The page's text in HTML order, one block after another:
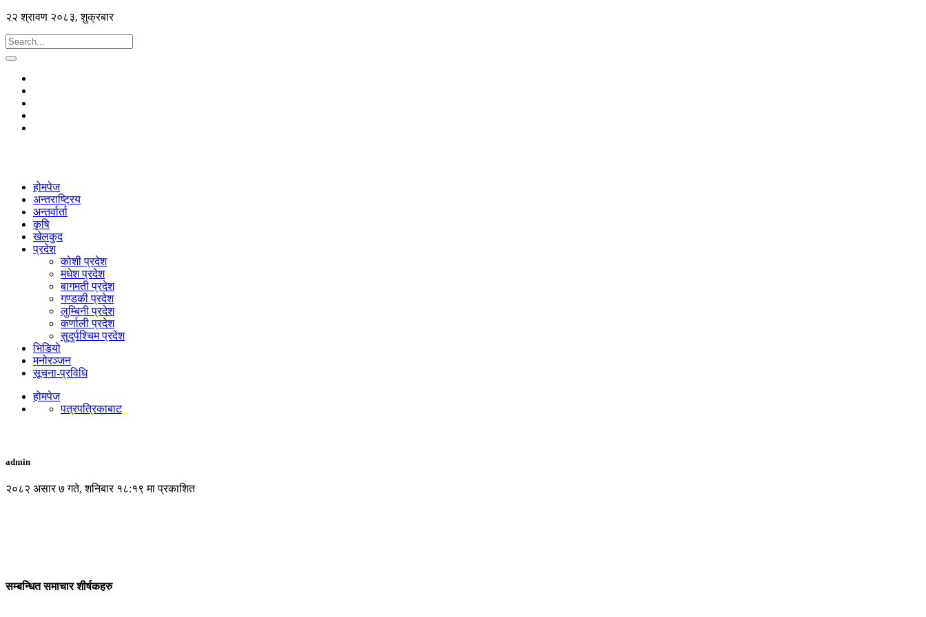
२२ श्रावण २०८३, शुक्रबार
होमपेज
अन्तराष्ट्रिय
अन्तर्वार्ता
कृषि
खेलकुद
प्रदेश
कोशी प्रदेश
मधेश प्रदेश
बागमती प्रदेश
गण्डकी प्रदेश
लुम्बिनी प्रदेश
कर्णाली प्रदेश
सुदुर्पश्चिम प्रदेश
भिडियाे
मनोरञ्जन
सूचना-प्रविधि
होमपेज
पत्रपत्रिकाबाट
admin
२०८२ असार ७ गते, शनिबार १८:१९ मा प्रकाशित
सम्बन्धित समाचार शीर्षकहरु